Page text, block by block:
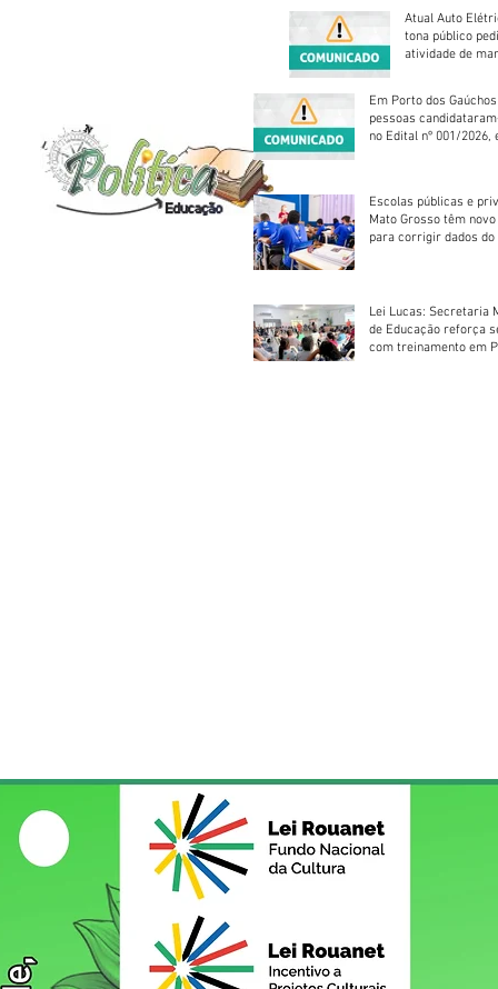
Atual Auto
tona público
atividade de
Em Porto dos
pessoas
no Edital nº 001/2026,
Escolas públicas e
Mato Grosso têm
para corrigir dados do
Lei Lucas: Secretaria
de Educação reforça
com treinamento em